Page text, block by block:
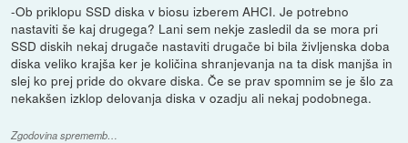
-Ob priklopu SSD diska v biosu izberem AHCI. Je potrebno
nastaviti še kaj drugega? Lani sem nekje zasledil da se mora pri
SSD diskih nekaj drugače nastaviti drugače bi bila življenska doba
diska veliko krajša ker je količina shranjevanja na ta disk manjša in
slej ko prej pride do okvare diska. Če se prav spomnim se je šlo za
nekakšen izklop delovanja diska v ozadju ali nekaj podobnega.
Zgodovina sprememb…